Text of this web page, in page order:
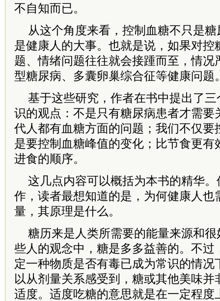
不自知而已。
从这个角度来看，控制血糖不只是
是健康人的大事。也就是说，如果对控
题、情绪问题往往就会接踵而至，情况
型糖尿病、多囊卵巢综合征等健康问题
基于这些研究，作者在书中提出了
识的观点：不是只有糖尿病患者才需要
代人都有血糖方面的问题；我们不仅要
是要控制血糖峰值的变化；比节食更有
进食的顺序。
这几点内容可以概括为本书的精华
作，读者最想知道的是，为何健康人也
量，其原理是什么。
糖历来是人类所需要的能量来源和
些人的观念中，糖是多多益善的。不过
定一种物质是否有毒已成为常识的情况
以从剂量关系感受到，糖或其他美味并
适度。适度吃糖的意思就是在一定程度